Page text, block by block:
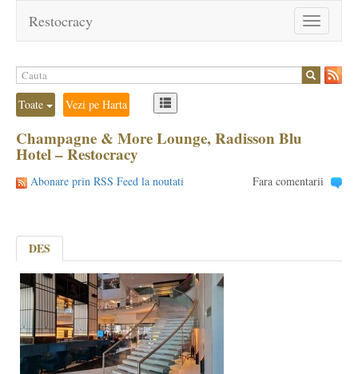
Toggle
navigation
Restocracy
Toate Vezi pe Harta
Champagne & More Lounge, Radisson Blu
Hotel – Restocracy
Abonare prin RSS Feed la noutati Fara comentarii
DES